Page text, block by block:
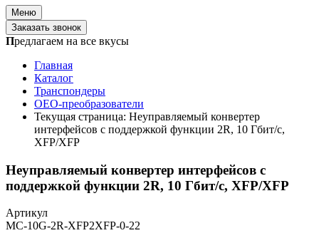
Меню
Заказать звонок
Предлагаем на все вкусы
Главная
Каталог
Транспондеры
OEO-преобразователи
Текущая страница: Неуправляемый конвертер
интерфейсов с поддержкой функции 2R, 10 Гбит/с,
XFP/XFP
Неуправляемый конвертер интерфейсов с
поддержкой функции 2R, 10 Гбит/с, XFP/XFP
Артикул
MC-10G-2R-XFP2XFP-0-22